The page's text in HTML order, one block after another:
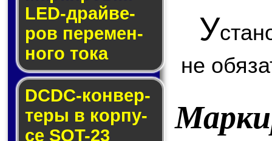
LED-драй­ве­
ров пе­ре­мен­
но­го то­ка
DCDC-кон­вер­
те­ры в кор­пу­
се SOT-23
У
не